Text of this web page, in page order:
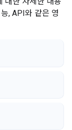
, API와 같은 영